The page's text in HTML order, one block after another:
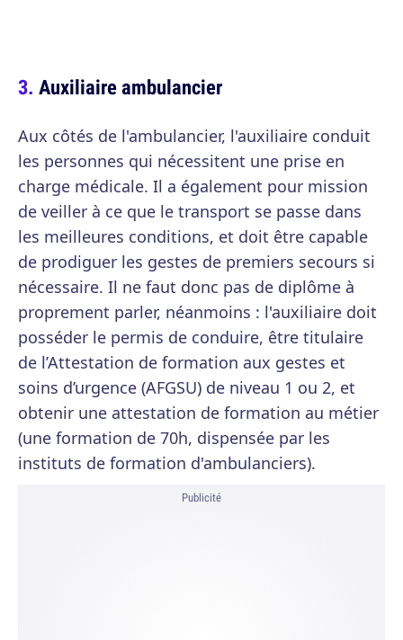
Auxiliaire ambulancier
Aux côtés de l'ambulancier, l'auxiliaire conduit
les personnes qui nécessitent une prise en
charge médicale. Il a également pour mission
de veiller à ce que le transport se passe dans
les meilleures conditions, et doit être capable
de prodiguer les gestes de premiers secours si
nécessaire. Il ne faut donc pas de diplôme à
proprement parler, néanmoins : l'auxiliaire doit
posséder le permis de conduire, être titulaire
de l’Attestation de formation aux gestes et
soins d’urgence (AFGSU) de niveau 1 ou 2, et
obtenir une attestation de formation au métier
(une formation de 70h, dispensée par les
instituts de formation d'ambulanciers).
Publicité